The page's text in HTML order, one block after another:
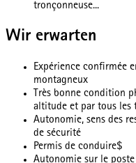
tronçonneuse...
Wir erwarten
Expérience confirmée
montagneux
Très bonne condition
altitude et par tous les
Autonomie, sens des
de sécurité
Permis de conduire$
Autonomie sur le poste